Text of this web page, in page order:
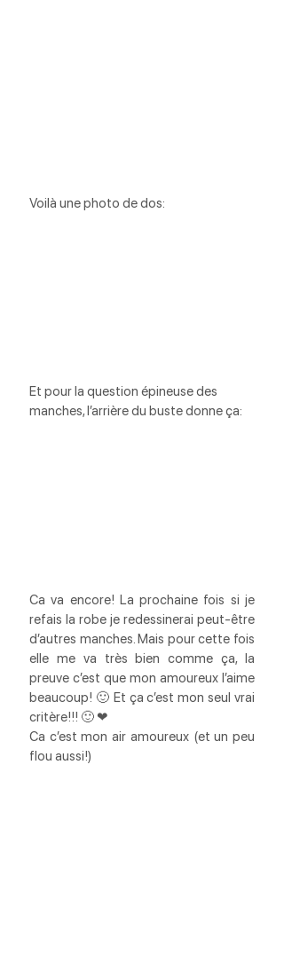
Voilà une photo de dos:
Et pour la question épineuse des
manches, l’arrière du buste donne ça:
Ca va encore! La prochaine fois si je
refais la robe je redessinerai peut-être
d’autres manches. Mais pour cette fois
elle me va très bien comme ça, la
preuve c’est que mon amoureux l’aime
beaucoup! 🙂 Et ça c’est mon seul vrai
critère!!! 🙂 ❤
Ca c’est mon air amoureux (et un peu
flou aussi!)